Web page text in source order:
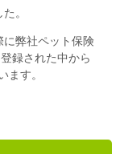
。
弊社ペット保険
録された中から
ます。